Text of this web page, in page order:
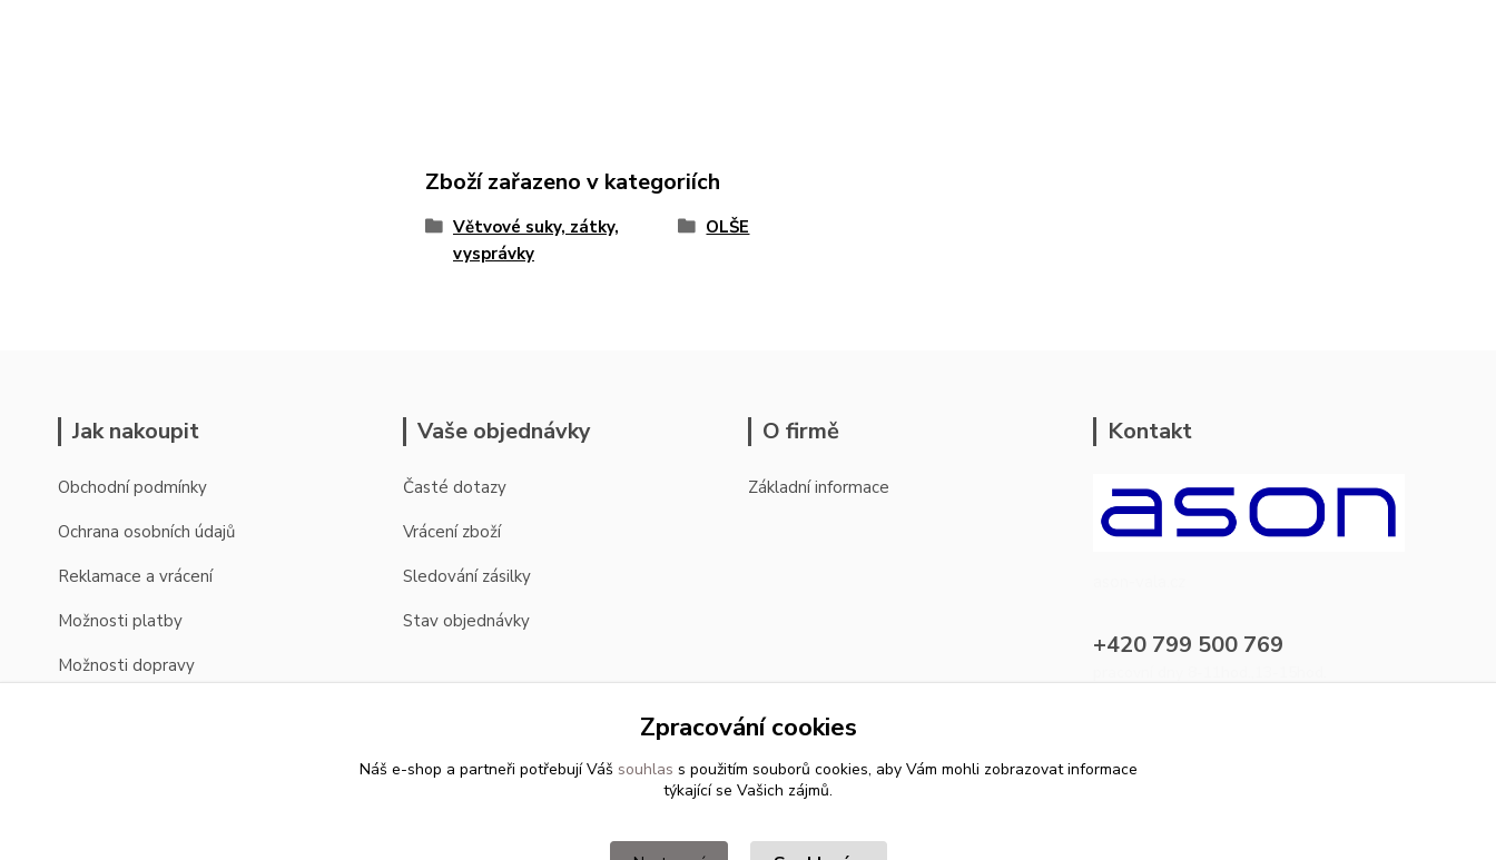
Zboží zařazeno v kategoriích
Větvové suky, zátky,
vysprávky
OLŠE
Jak nakoupit
Obchodní podmínky
Ochrana osobních údajů
Reklamace a vrácení
Možnosti platby
Možnosti dopravy
Vaše objednávky
Časté dotazy
Vrácení zboží
Sledování zásilky
Stav objednávky
O firmě
Základní informace
Kontakt
+420 799 500 769
Zpracování cookies
Náš e-shop a partneři potřebují Váš souhlas s použitím souborů cookies, aby Vám mohli zobrazovat informace
týkající se Vašich zájmů.